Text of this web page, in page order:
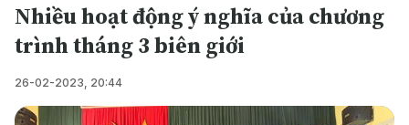
Nhiều hoạt động ý nghĩa của chương
trình tháng 3 biên giới
26-02-2023, 20:44